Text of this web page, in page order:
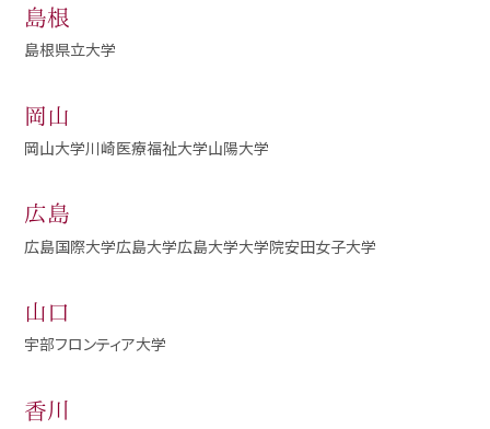
島根
島根県立大学
岡山
岡山大学川崎医療福祉大学山陽大学
広島
広島国際大学広島大学広島大学大学院安田女子大学
山口
宇部フロンティア大学
香川